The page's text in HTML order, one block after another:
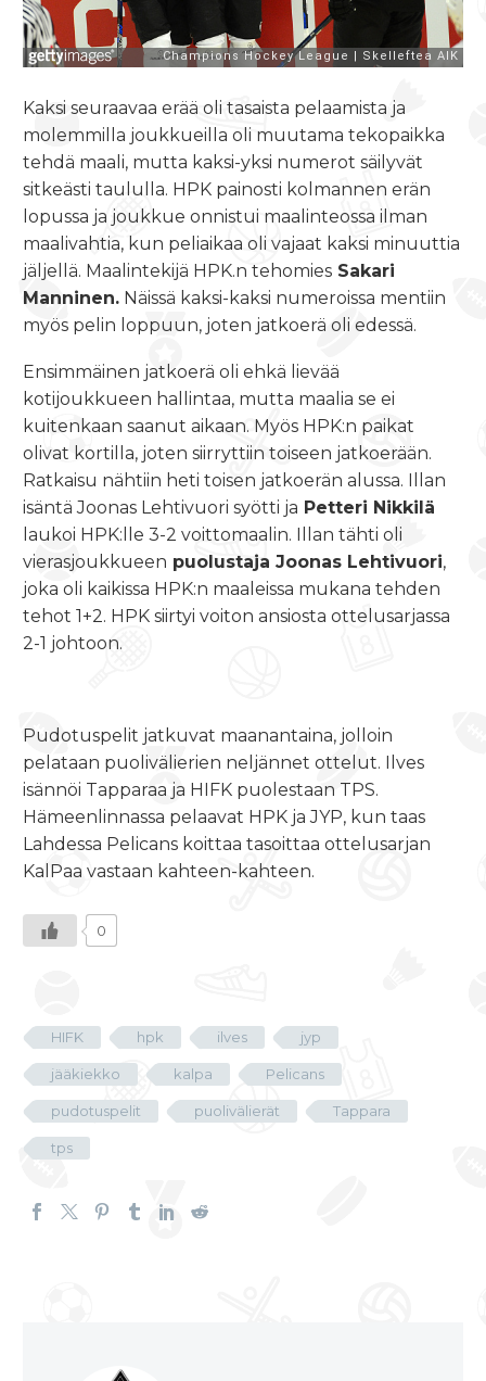
Kaksi seuraavaa erää oli tasaista pelaamista ja
molemmilla joukkueilla oli muutama tekopaikka
tehdä maali, mutta kaksi-yksi numerot säilyvät
sitkeästi taululla. HPK painosti kolmannen erän
lopussa ja joukkue onnistui maalinteossa ilman
maalivahtia, kun peliaikaa oli vajaat kaksi minuuttia
jäljellä. Maalintekijä HPK.n tehomies Sakari
Manninen. Näissä kaksi-kaksi numeroissa mentiin
myös pelin loppuun, joten jatkoerä oli edessä.
Ensimmäinen jatkoerä oli ehkä lievää
kotijoukkueen hallintaa, mutta maalia se ei
kuitenkaan saanut aikaan. Myös HPK:n paikat
olivat kortilla, joten siirryttiin toiseen jatkoerään.
Ratkaisu nähtiin heti toisen jatkoerän alussa. Illan
isäntä Joonas Lehtivuori syötti ja Petteri Nikkilä
laukoi HPK:lle 3-2 voittomaalin. Illan tähti oli
vierasjoukkueen puolustaja Joonas Lehtivuori,
joka oli kaikissa HPK:n maaleissa mukana tehden
tehot 1+2. HPK siirtyi voiton ansiosta ottelusarjassa
2-1 johtoon.
Pudotuspelit jatkuvat maanantaina, jolloin
pelataan puolivälierien neljännet ottelut. Ilves
isännöi Tapparaa ja HIFK puolestaan TPS.
Hämeenlinnassa pelaavat HPK ja JYP, kun taas
Lahdessa Pelicans koittaa tasoittaa ottelusarjan
KalPaa vastaan kahteen-kahteen.
0
HIFK hpk ilves jyp
jääkiekko kalpa Pelicans
pudotuspelit puolivälierät Tappara
tps